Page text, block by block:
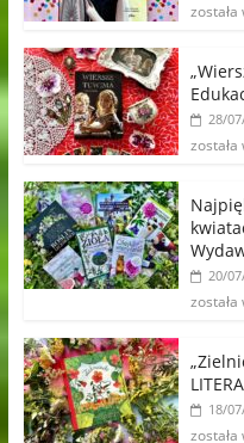
została
28/
została
20/
została
18/
została